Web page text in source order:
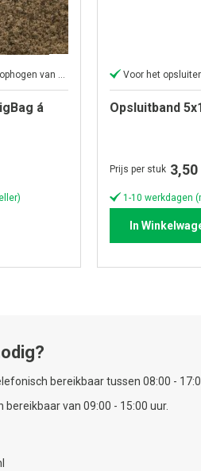
á
Voor het
Opsluitband
Prijs per stuk 3,50
1-10 werkdagen
In
bereikbaar tussen 08:00 -
van 09:00 - 15:00 uur.